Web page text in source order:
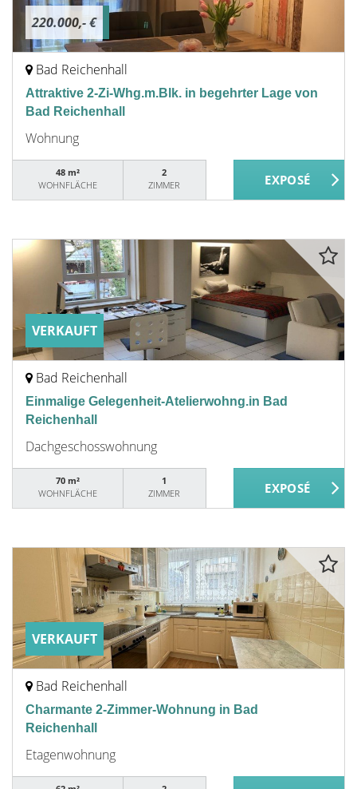
220.000,- €
Bad Reichenhall
Attraktive 2-Zi-Whg.m.Blk. in begehrter Lage von
Bad Reichenhall
Wohnung
48 m²
WOHNFLÄCHE
2
ZIMMER
VERKAUFT
Bad Reichenhall
Einmalige Gelegenheit-Atelierwohng.in Bad
Reichenhall
Dachgeschosswohnung
70 m²
WOHNFLÄCHE
1
ZIMMER
VERKAUFT
Bad Reichenhall
Charmante 2-Zimmer-Wohnung in Bad
Reichenhall
Etagenwohnung